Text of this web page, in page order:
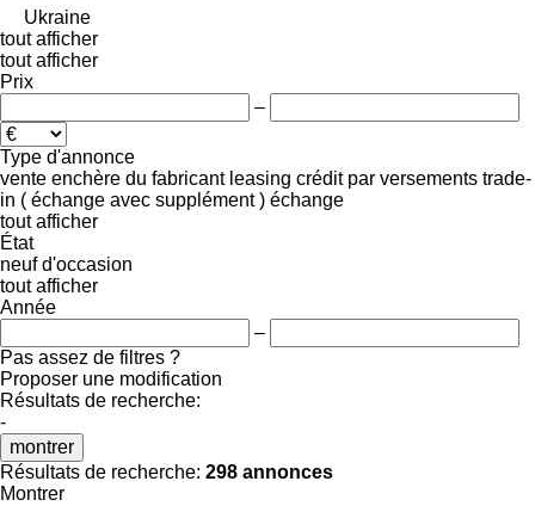
Ukraine
tout afficher
tout afficher
Prix
–
Type d'annonce
vente enchère du fabricant leasing crédit par versements trade-
in ( échange avec supplément ) échange
tout afficher
État
neuf d'occasion
tout afficher
Année
–
Pas assez de filtres ?
Proposer une modification
Résultats de recherche:
-
montrer
Résultats de recherche: 298 annonces
Montrer